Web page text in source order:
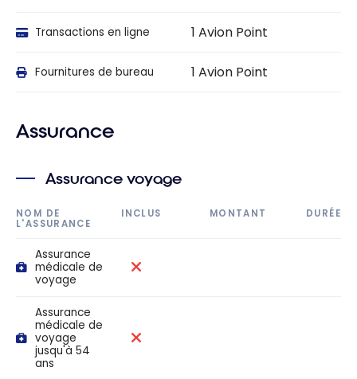
Transactions en ligne 1 Avion Point
Fournitures de bureau 1 Avion Point
Assurance
Assurance voyage
NOM DE
L'ASSURANCE
INCLUS MONTANT DURÉE
Assurance
médicale de
voyage
Assurance
médicale de
voyage
jusqu'à 54
ans